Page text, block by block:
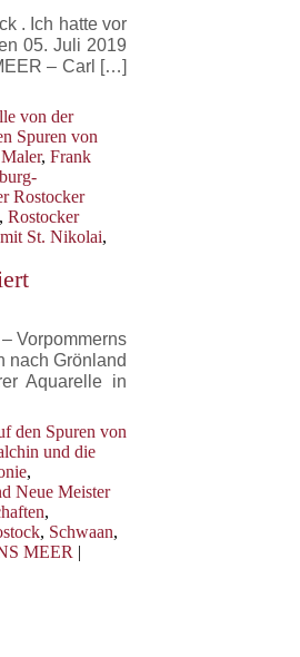
. Ich hatte vor
05. Juli 2019
– Carl […]
von der
Spuren von
, Frank
Rostocker
, Rostocker
St. Nikolai,
Vorpommerns
nach Grönland
Aquarelle in
den Spuren von
und die
,
Neue Meister
,
, Schwaan,
MEER |